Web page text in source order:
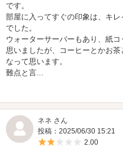
です。
部屋に入ってすぐの印象は、キ
でした。
ウォーターサーバーもあり、紙
思いましたが、コーヒーとかお
なって思います。
難点と言...
ネネ さん
投稿：2025/06/30 15:21
5つ星のうち2
2.00